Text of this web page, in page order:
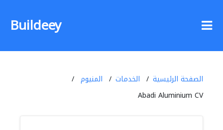
Buildeey
الصفحة الرئيسية الخدمات
المنيوم
Abadi Aluminium CV